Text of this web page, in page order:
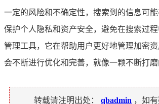
一定的风险和不确定性，搜索到的信息可
保护个人隐私和资产安全，避免在搜索过
管理工具，它在帮助用户更好地管理加密
会不断进行优化和完善，就像一颗不断打
转载请注明出处： qbadmin ，如